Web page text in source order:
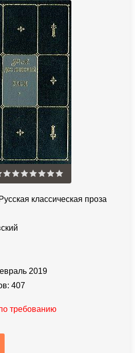
Русская классическая проза
2019
407
требованию